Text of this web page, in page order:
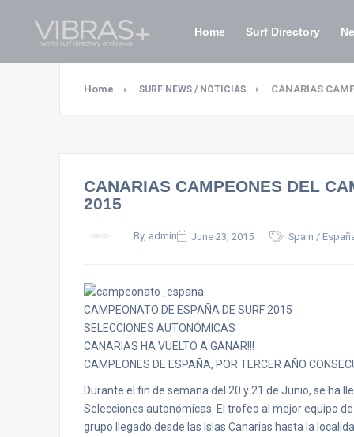
Home Surf Directory
Home SURF NEWS / NOTICIAS CANARIAS
CANARIAS CAMPEONES DEL
2015
By, admin June 23, 2015 Spain /
CAMPEONATO DE ESPAÑA DE SURF 2015
SELECCIONES AUTONÓMICAS
CANARIAS HA VUELTO A GANAR!!!
CAMPEONES DE ESPAÑA, POR TERCER AÑO
Durante el fin de semana del 20 y 21 de Junio, se ha
Selecciones autonómicas. El trofeo al mejor equipo
grupo llegado desde las Islas Canarias hasta la